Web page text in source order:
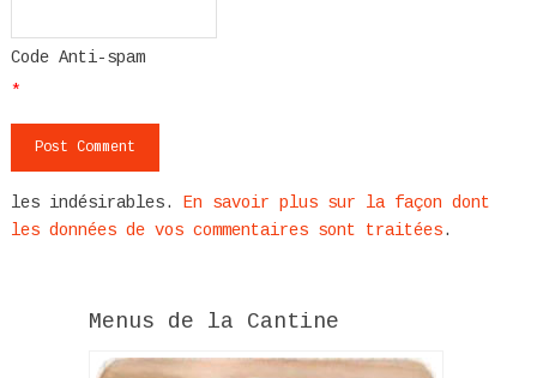
Code Anti-spam
*
les indésirables.
En savoir plus sur la façon dont
les données de vos commentaires sont traitées.
Menus de la Cantine